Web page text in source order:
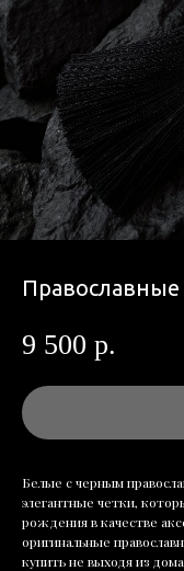
Православные
9 500 р.
Белые с черным
элегантные четки,
рождения в качестве
оригинальные
купить не выходя из